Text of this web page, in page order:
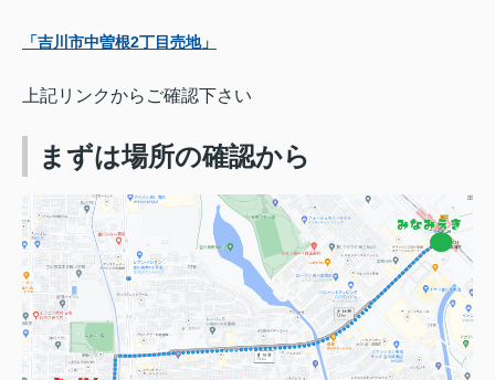
「吉川市中曽根2丁目売地」
上記リンクからご確認下さい
まずは場所の確認から